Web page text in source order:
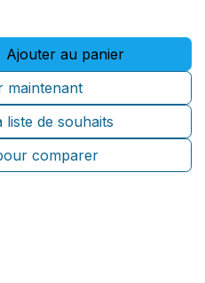
Ajouter au panier
maintenant
comparer
liste de souhaits